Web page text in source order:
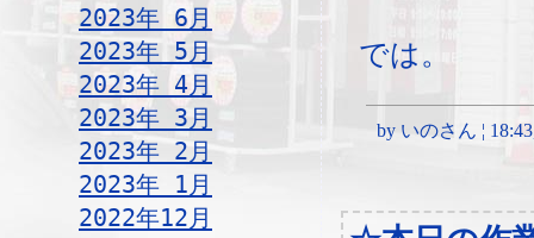
2023年 6月
2023年 5月
2023年 4月
2023年 3月
2023年 2月
2023年 1月
2022年12月
では。
by いのさん ¦